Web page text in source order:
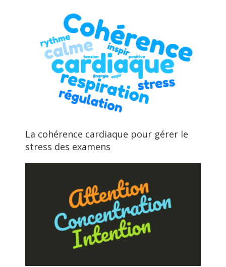
La cohérence cardiaque pour gérer le
stress des examens